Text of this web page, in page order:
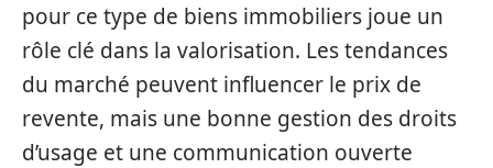
pour ce type de biens immobiliers joue un
rôle clé dans la valorisation. Les tendances
du marché peuvent influencer le prix de
revente, mais une bonne gestion des droits
d’usage et une communication ouverte